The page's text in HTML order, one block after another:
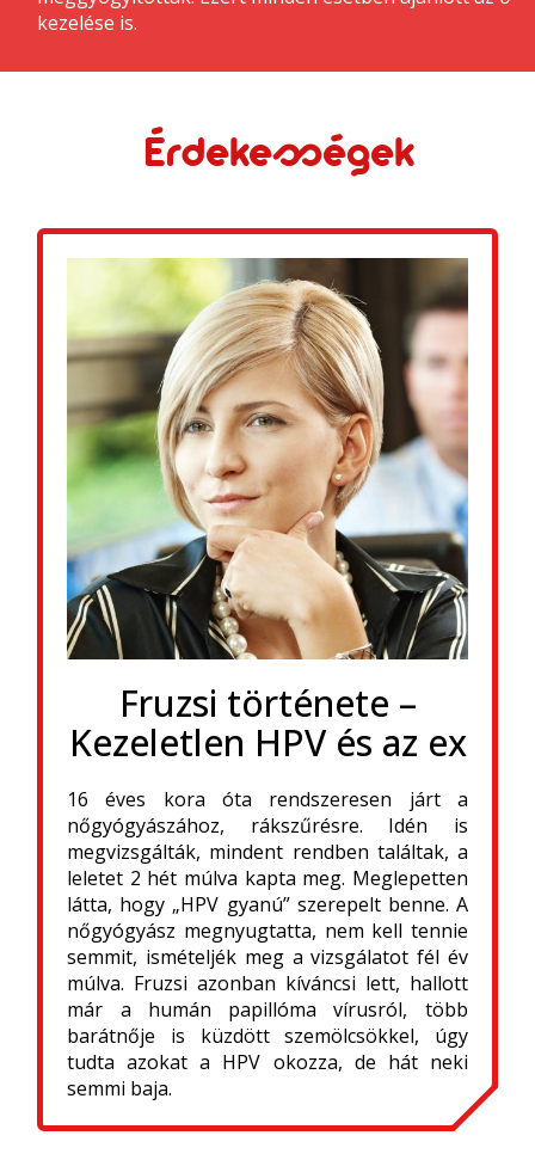
kezelése is.
Érdekességek
Fruzsi története –
Kezeletlen HPV és az ex
16 éves kora óta rendszeresen járt a
nőgyógyászához, rákszűrésre. Idén is
megvizsgálták, mindent rendben találtak, a
leletet 2 hét múlva kapta meg. Meglepetten
látta, hogy „HPV gyanú” szerepelt benne. A
nőgyógyász megnyugtatta, nem kell tennie
semmit, ismételjék meg a vizsgálatot fél év
múlva. Fruzsi azonban kíváncsi lett, hallott
már a humán papillóma vírusról, több
barátnője is küzdött szemölcsökkel, úgy
tudta azokat a HPV okozza, de hát neki
semmi baja.